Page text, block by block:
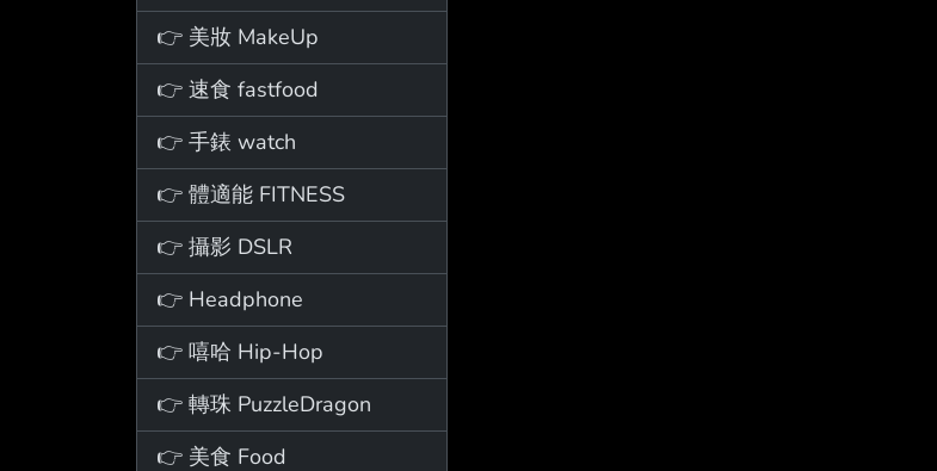
👉 美妝 MakeUp
👉 速食 fastfood
👉 手錶 watch
👉 體適能 FITNESS
👉 攝影 DSLR
👉 Headphone
👉 嘻哈 Hip-Hop
👉 轉珠 PuzzleDragon
👉 美食 Food